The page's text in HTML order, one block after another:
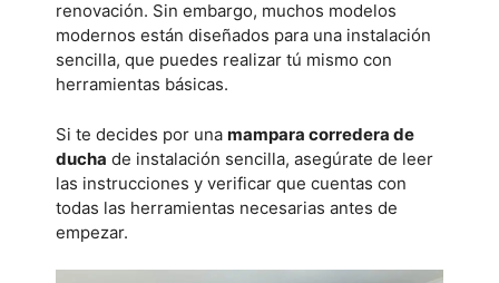
renovación. Sin embargo, muchos modelos
modernos están diseñados para una instalación
sencilla, que puedes realizar tú mismo con
herramientas básicas.
Si te decides por una mampara corredera de
ducha de instalación sencilla, asegúrate de leer
las instrucciones y verificar que cuentas con
todas las herramientas necesarias antes de
empezar.